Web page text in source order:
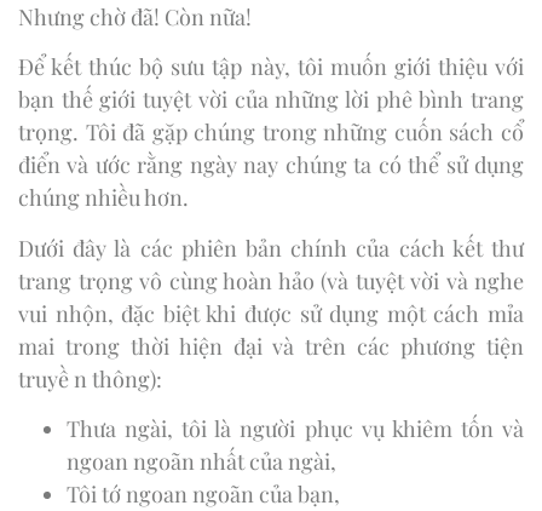
Nhưng chờ đã! Còn nữa!
Để kết thúc bộ sưu tập này, tôi muốn giới thiệu với
bạn thế giới tuyệt vời của những lời phê bình trang
trọng. Tôi đã gặp chúng trong những cuốn sách cổ
điển và ước rằng ngày nay chúng ta có thể sử dụng
chúng nhiều hơn.
Dưới đây là các phiên bản chính của cách kết thư
trang trọng vô cùng hoàn hảo (và tuyệt vời và nghe
vui nhộn, đặc biệt khi được sử dụng một cách mỉa
mai trong thời hiện đại và trên các phương tiện
truyề n thông):
Thưa ngài, tôi là người phục vụ khiêm tốn và
ngoan ngoãn nhất của ngài,
Tôi tớ ngoan ngoãn của bạn,